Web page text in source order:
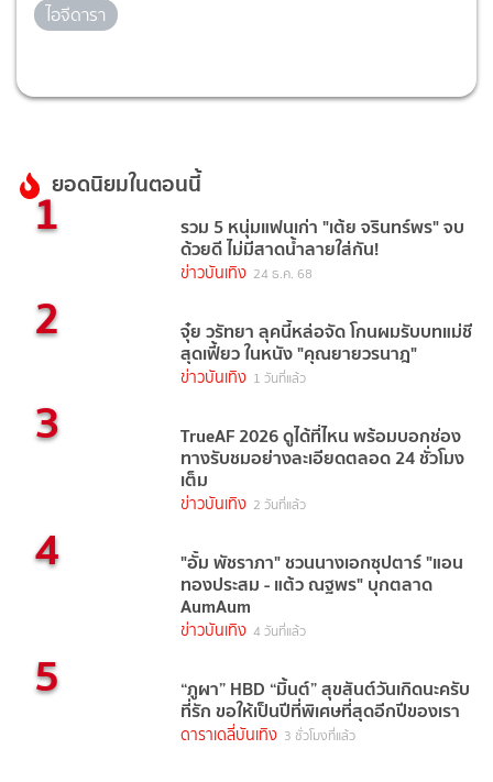
ไอจีดารา
ยอดนิยมในตอนนี้
1 รวม 5 หนุ่มแฟนเก่า "เต้ย จรินทร์พร" จบ
ด้วยดี ไม่มีสาดน้ำลายใส่กัน!
ข่าวบันเทิง 24 ธ.ค. 68
2 จุ๋ย วรัทยา ลุคนี้หล่อจัด โกนผมรับบทแม่ชี
สุดเฟี้ยว ในหนัง "คุณยายวรนาฎ"
ข่าวบันเทิง 1 วันที่แล้ว
3 TrueAF 2026 ดูได้ที่ไหน พร้อมบอกช่อง
ทางรับชมอย่างละเอียดตลอด 24 ชั่วโมง
เต็ม
ข่าวบันเทิง 2 วันที่แล้ว
4 "อั้ม พัชราภา" ชวนนางเอกซุปตาร์ "แอน
ทองประสม - แต้ว ณฐพร" บุกตลาด
AumAum
ข่าวบันเทิง 4 วันที่แล้ว
5 “ภูผา” HBD “มิ้นต์” สุขสันต์วันเกิดนะครับ
ที่รัก ขอให้เป็นปีที่พิเศษที่สุดอีกปีของเรา
ดาราเดลี่บันเทิง 3 ชั่วโมงที่แล้ว